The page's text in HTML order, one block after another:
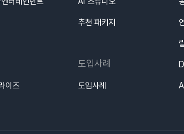
이즈
추천 패키지
도입사례
도입사례